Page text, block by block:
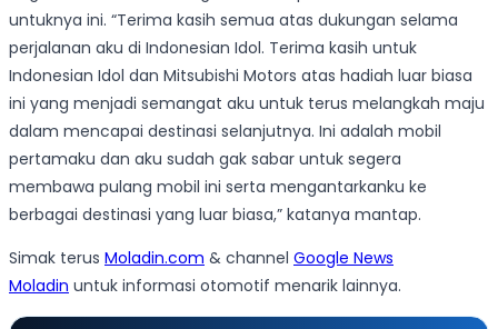
untuknya ini. “Terima kasih semua atas dukungan selama
perjalanan aku di Indonesian Idol. Terima kasih untuk
Indonesian Idol dan Mitsubishi Motors atas hadiah luar biasa
ini yang menjadi semangat aku untuk terus melangkah maju
dalam mencapai destinasi selanjutnya. Ini adalah mobil
pertamaku dan aku sudah gak sabar untuk segera
membawa pulang mobil ini serta mengantarkanku ke
berbagai destinasi yang luar biasa,” katanya mantap.
Simak terus Moladin.com & channel Google News
Moladin untuk informasi otomotif menarik lainnya.